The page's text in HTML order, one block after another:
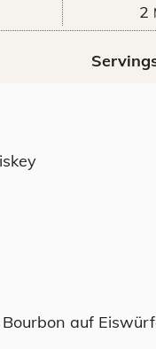
2
auf